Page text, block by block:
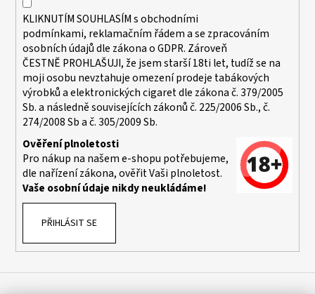
KLIKNUTÍM SOUHLASÍM sobchodními
podmínkami, reklamačním řádem a se zpracováním
osobních údajů dle zákona oGDPR. Zároveň
ČESTNĚ PROHLAŠUJI, že jsem starší 18ti let, tudíž se na
moji osobu nevztahuje omezení prodeje tabákových
výrobků a elektronických cigaret dle zákona č. 379/2005
Sb. a následně souvisejících zákonů č. 225/2006 Sb., č.
274/2008 Sb a č. 305/2009 Sb.
Ověření plnoletosti
Pro nákup na našem e-shopu potřebujeme,
dle nařízení zákona, ověřit Vaši plnoletost.
Vaše osobní údaje nikdy neukládáme!
PŘIHLÁSIT SE